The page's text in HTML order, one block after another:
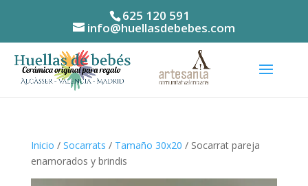
625 120 591
info@huellasdebebes.com
Inicio / Socarrats / Tamaño 30x20 / Socarrat pareja
enamorados y brindis